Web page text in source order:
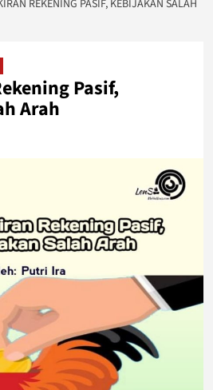
REKENING PASIF, KEBIJAKAN SALAH
Pasif,
Arah